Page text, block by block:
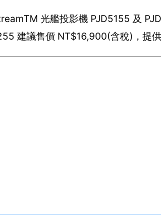
光艦投影機 PJD5155 及
建議售價 NT$16,900(含稅)，提供